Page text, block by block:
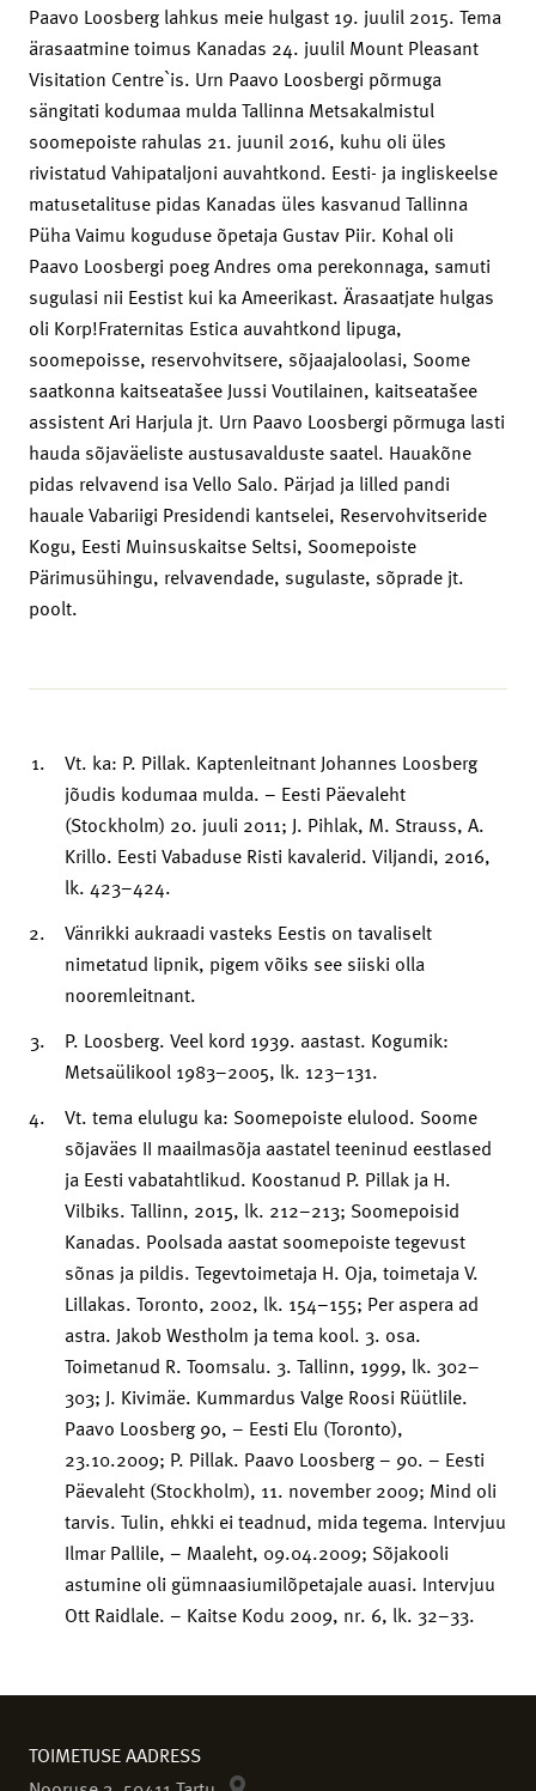
Paavo Loosberg lahkus meie hulgast 19. juulil 2015. Tema
ärasaatmine toimus Kanadas 24. juulil Mount Pleasant
Visitation Centre`is. Urn Paavo Loosbergi põrmuga
sängitati kodumaa mulda Tallinna Metsakalmistul
soomepoiste rahulas 21. juunil 2016, kuhu oli üles
rivistatud Vahipataljoni auvahtkond. Eesti- ja ingliskeelse
matusetalituse pidas Kanadas üles kasvanud Tallinna
Püha Vaimu koguduse õpetaja Gustav Piir. Kohal oli
Paavo Loosbergi poeg Andres oma perekonnaga, samuti
sugulasi nii Eestist kui ka Ameerikast. Ärasaatjate hulgas
oli Korp!Fraternitas Estica auvahtkond lipuga,
soomepoisse, reservohvitsere, sõjaajaloolasi, Soome
saatkonna kaitseatašee Jussi Voutilainen, kaitseatašee
assistent Ari Harjula jt. Urn Paavo Loosbergi põrmuga lasti
hauda sõjaväeliste austusavalduste saatel. Hauakõne
pidas relvavend isa Vello Salo. Pärjad ja lilled pandi
hauale Vabariigi Presidendi kantselei, Reservohvitseride
Kogu, Eesti Muinsuskaitse Seltsi, Soomepoiste
Pärimusühingu, relvavendade, sugulaste, sõprade jt.
poolt.
Vt. ka: P. Pillak. Kaptenleitnant Johannes Loosberg
jõudis kodumaa mulda. – Eesti Päevaleht
(Stockholm) 20. juuli 2011; J. Pihlak, M. Strauss, A.
Krillo. Eesti Vabaduse Risti kavalerid. Viljandi, 2016,
lk. 423–424.
Vänrikki aukraadi vasteks Eestis on tavaliselt
nimetatud lipnik, pigem võiks see siiski olla
nooremleitnant.
P. Loosberg. Veel kord 1939. aastast. Kogumik:
Metsaülikool 1983–2005, lk. 123–131.
Vt. tema elulugu ka: Soomepoiste elulood. Soome
sõjaväes II maailmasõja aastatel teeninud eestlased
ja Eesti vabatahtlikud. Koostanud P. Pillak ja H.
Vilbiks. Tallinn, 2015, lk. 212–213; Soomepoisid
Kanadas. Poolsada aastat soomepoiste tegevust
sõnas ja pildis. Tegevtoimetaja H. Oja, toimetaja V.
Lillakas. Toronto, 2002, lk. 154–155; Per aspera ad
astra. Jakob Westholm ja tema kool. 3. osa.
Toimetanud R. Toomsalu. 3. Tallinn, 1999, lk. 302–
303; J. Kivimäe. Kummardus Valge Roosi Rüütlile.
Paavo Loosberg 90, – Eesti Elu (Toronto),
23.10.2009; P. Pillak. Paavo Loosberg – 90. – Eesti
Päevaleht (Stockholm), 11. november 2009; Mind oli
tarvis. Tulin, ehkki ei teadnud, mida tegema. Intervjuu
Ilmar Pallile, – Maaleht, 09.04.2009; Sõjakooli
astumine oli gümnaasiumilõpetajale auasi. Intervjuu
Ott Raidlale. – Kaitse Kodu 2009, nr. 6, lk. 32–33.
TOIMETUSE AADRESS